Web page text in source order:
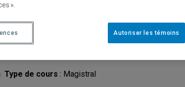
Type de cours : Magistral
».
Autoriser les témoins